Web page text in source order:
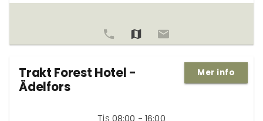
Mer info
Trakt Forest Hotel -
Ädelfors